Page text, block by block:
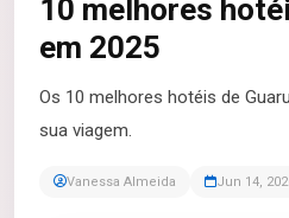
10 melhores
em 2025
Os 10 melhores hotéis de
sua viagem.
Vanessa Almeida Jun 14,